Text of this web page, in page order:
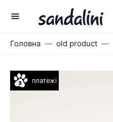
Головна old product
платежі